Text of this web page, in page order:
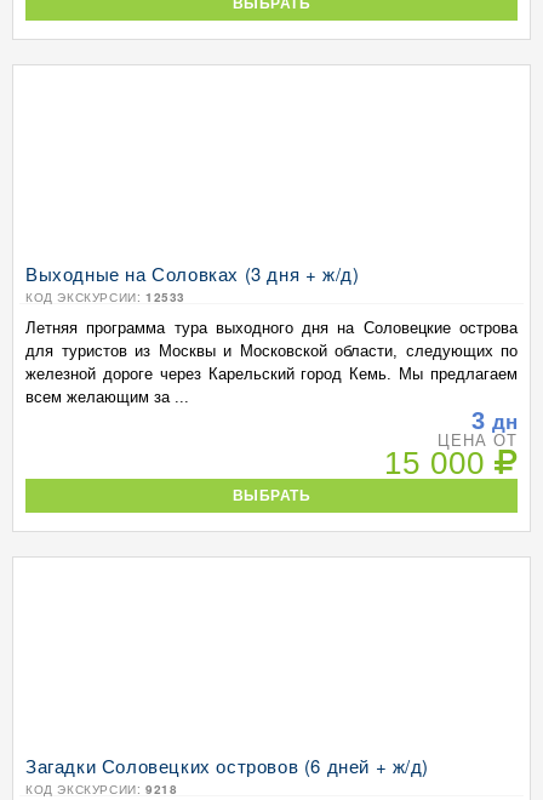
Выходные на Соловках (3 дня + ж/д)
КОД ЭКСКУРСИИ: 12533
Летняя программа тура выходного дня на Соловецкие острова
для туристов из Москвы и Московской области, следующих по
железной дороге через Карельский город Кемь. Мы предлагаем
всем желающим за ...
3 дн
ЦЕНА ОТ
15 000
ВЫБРАТЬ
Загадки Соловецких островов (6 дней + ж/д)
КОД ЭКСКУРСИИ: 9218